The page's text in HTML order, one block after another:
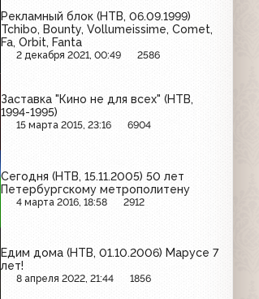
Рекламный блок (НТВ, 06.09.1999)
Tchibo, Bounty, Vollumeissime, Comet,
Fa, Orbit, Fanta
2 декабря 2021, 00:49 2586
Заставка "Кино не для всех" (НТВ,
1994-1995)
15 марта 2015, 23:16 6904
Сегодня (НТВ, 15.11.2005) 50 лет
Петербургскому метрополитену
4 марта 2016, 18:58 2912
Едим дома (НТВ, 01.10.2006) Марусе 7
лет!
8 апреля 2022, 21:44 1856